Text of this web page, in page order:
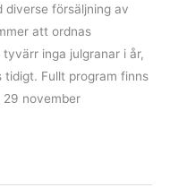
diverse försäljning av
att ordnas
inga julgranar i år,
tidigt. Fullt program finns
29 november